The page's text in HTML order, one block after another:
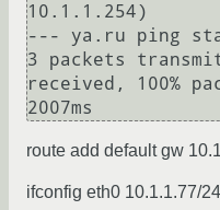
10.1.1.254)
--- ya.ru ping
3 packets
received, 100%
2007ms
route add default gw
ifconfig eth0 10.1.1.77/24